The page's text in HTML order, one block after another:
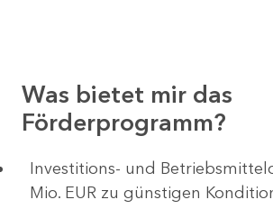
Was bietet mir das
Förderprogramm?
Investitions- und
Mio. EUR zu günstigen